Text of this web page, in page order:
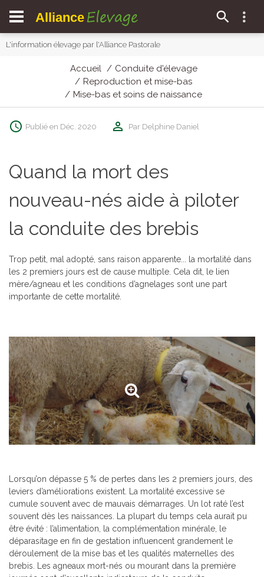
Alliance Elevage
L'information élevage par l'Alliance Pastorale
Accueil
Conduite d'élevage
Reproduction et mise-bas
Mise-bas et soins de naissance
Publié en Déc. 2020 Par Delphine Daniel
Quand la mort des
nouveau-nés aide à piloter
la conduite des brebis
Trop petit, mal adopté, sans raison apparente... la mortalité dans
les 2 premiers jours est de cause multiple. Cela dit, le lien
mère/agneau et les conditions d’agnelages sont une part
importante de cette mortalité.
Lorsqu’on dépasse 5 % de pertes dans les 2 premiers jours, des
leviers d’améliorations existent. La mortalité excessive se
cumule souvent avec de mauvais démarrages. Un lot raté l’est
souvent dès les naissances. La plupart du temps cela aurait pu
être évité : l’alimentation, la complémentation minérale, le
déparasitage en fin de gestation influencent grandement le
déroulement de la mise bas et les qualités maternelles des
brebis. Les agneaux mort-nés ou mourant dans la première